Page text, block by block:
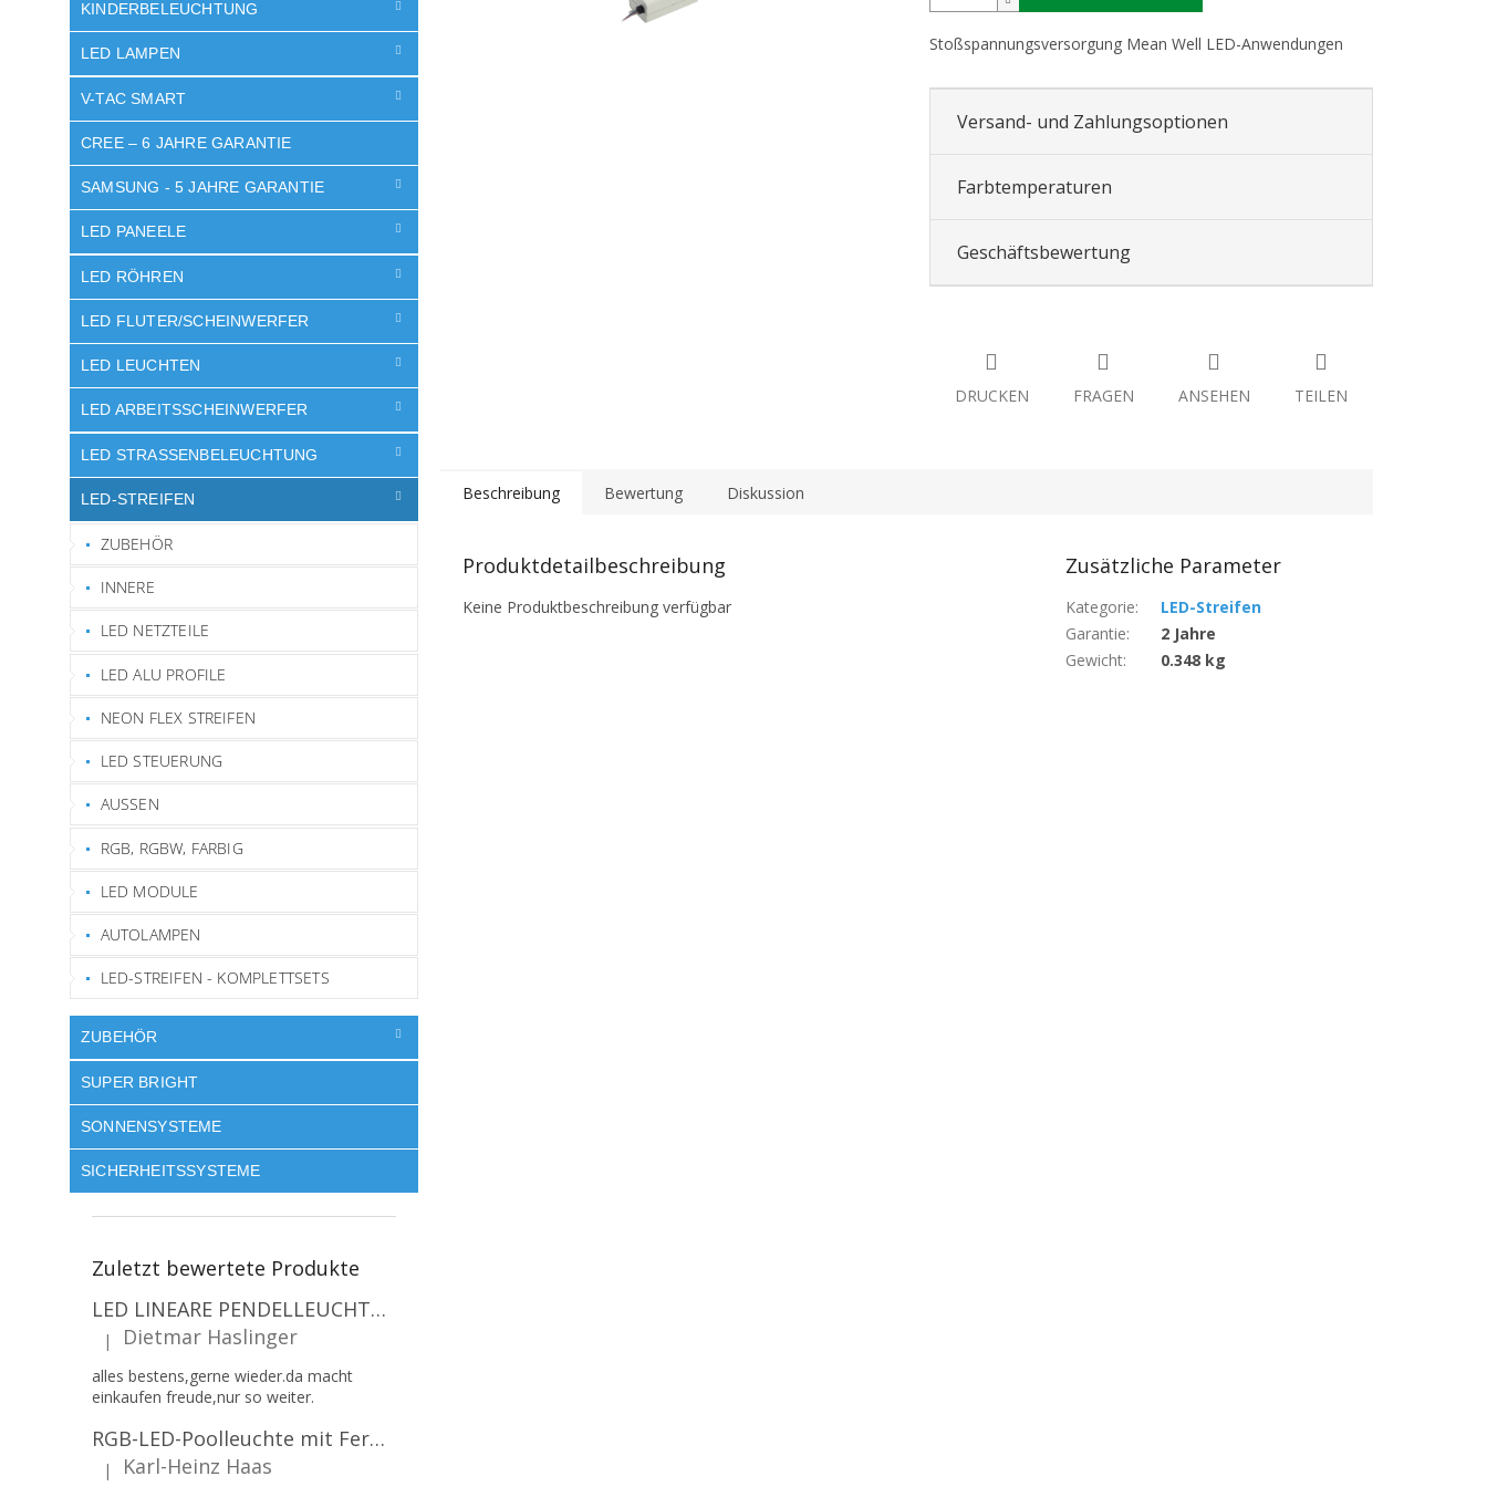
KINDERBELEUCHTUNG
LED LAMPEN
V-TAC SMART
CREE – 6 JAHRE GARANTIE
SAMSUNG - 5 JAHRE GARANTIE
LED PANEELE
LED RÖHREN
LED FLUTER/SCHEINWERFER
LED LEUCHTEN
LED ARBEITSSCHEINWERFER
LED STRASSENBELEUCHTUNG
LED-STREIFEN
ZUBEHÖR
INNERE
LED NETZTEILE
LED ALU PROFILE
NEON FLEX STREIFEN
LED STEUERUNG
AUSSEN
RGB, RGBW, FARBIG
LED MODULE
AUTOLAMPEN
LED-STREIFEN - KOMPLETTSETS
ZUBEHÖR
SUPER BRIGHT
SONNENSYSTEME
SICHERHEITSSYSTEME
Zuletzt bewertete Produkte
LED LINEARE PENDELLEUCHTE EXECULINE 120CM, 30W, 3750LM, 96°, 4000K, IP20, WEISS [207806]
Die Produktbewertung beträgt 5 von 5 Sternen.
| Dietmar Haslinger
alles bestens,gerne wieder.da macht
einkaufen freude,nur so weiter.
RGB-LED-Poolleuchte mit Fernbedienung, 12W, 1260lm, PAR56, 12V, 1+1 gratis!
Die Produktbewertung beträgt 5 von 5 Sternen.
| Karl-Heinz Haas
Stoßspannungsversorgung Mean Well LED-Anwendungen
Versand- und Zahlungsoptionen
Farbtemperaturen
Geschäftsbewertung
DRUCKEN FRAGEN ANSEHEN TEILEN
Beschreibung Bewertung Diskussion
Produktdetailbeschreibung
Keine Produktbeschreibung verfügbar
Zusätzliche Parameter
Kategorie:
LED-Streifen
Garantie:
2 Jahre
Gewicht: 0.348 kg